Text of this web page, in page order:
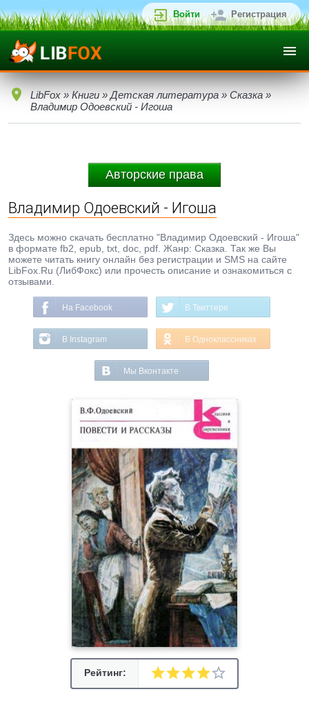
Войти Регистрация
LibFox » Книги » Детская литература » Сказка »
Владимир Одоевский - Игоша
Авторские права
Владимир Одоевский - Игоша
Здесь можно скачать бесплатно "Владимир Одоевский - Игоша"
в формате fb2, epub, txt, doc, pdf. Жанр: Сказка. Так же Вы
можете читать книгу онлайн без регистрации и SMS на сайте
LibFox.Ru (ЛибФокс) или прочесть описание и ознакомиться с
отзывами.
На Facebook В Твиттере
В Instagram В Одноклассниках
Мы Вконтакте
Рейтинг: